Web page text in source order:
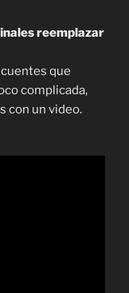
reemplazar
que
complicada,
con un video.